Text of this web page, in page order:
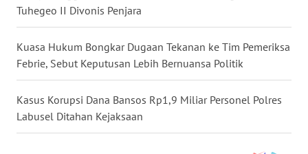
Tuhegeo II Divonis Penjara
Kuasa Hukum Bongkar Dugaan Tekanan ke Tim Pemeriksa
Febrie, Sebut Keputusan Lebih Bernuansa Politik
Kasus Korupsi Dana Bansos Rp1,9 Miliar Personel Polres
Labusel Ditahan Kejaksaan
NIAS
LANGKAT